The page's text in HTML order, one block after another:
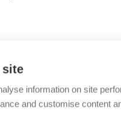
Consulting Group
site
information on site
and customise content